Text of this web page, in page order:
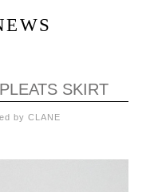
SKIRT
by CLANE